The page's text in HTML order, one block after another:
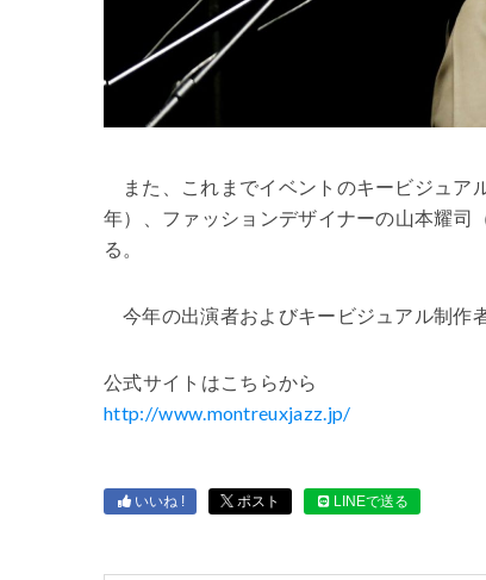
また、これまでイベントのキービジュ
年）、ファッションデザイナーの山本耀司
る。
今年の出演者およびキービジュアル制作
公式サイトはこちらから
http://www.montreuxjazz.jp/
いいね ! ポスト LINEで送る